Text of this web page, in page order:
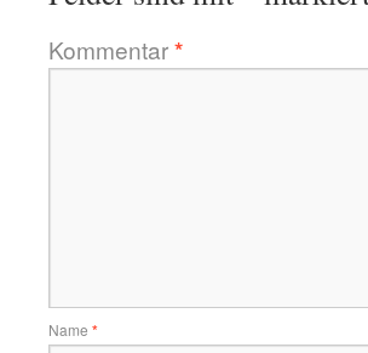
Kommentar*
Name *